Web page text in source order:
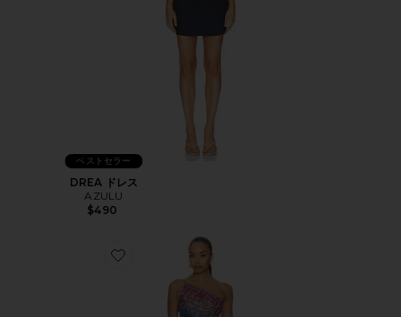
ベストセラー
DREA ドレス
AZULU
$490
Favorite SHORT DRESS ドレス